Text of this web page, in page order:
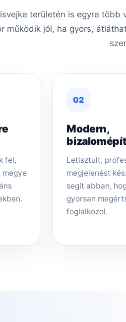
területén is egyre több
működik jól, ha gyors,
fel,
megye
02
Modern,
Letisztult,
megjelenést
segít abban,
gyorsan
foglalkozol.